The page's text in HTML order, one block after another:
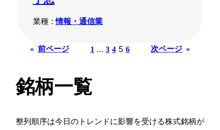
業種 :情報・通信業
« 前ページ 1 … 3 4 5 6 次ページ »
銘柄一覧
整列順序は今日のトレンドに影響を受ける株式銘柄が